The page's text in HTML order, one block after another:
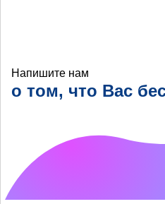
Напишите нам
о том, что Вас